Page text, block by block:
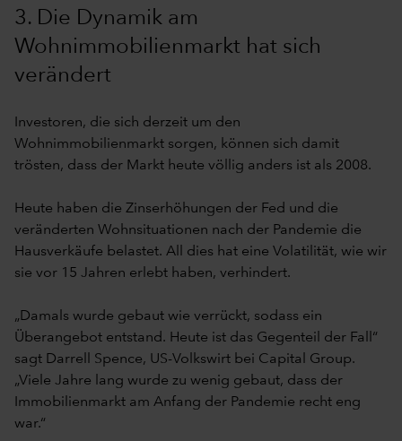
3. Die Dynamik am
Wohnimmobilienmarkt hat sich
verändert
Investoren, die sich derzeit um den
Wohnimmobilienmarkt sorgen, können sich damit
trösten, dass der Markt heute völlig anders ist als 2008.
Heute haben die Zinserhöhungen der Fed und die
veränderten Wohnsituationen nach der Pandemie die
Hausverkäufe belastet. All dies hat eine Volatilität, wie wir
sie vor 15 Jahren erlebt haben, verhindert.
„Damals wurde gebaut wie verrückt, sodass ein
Überangebot entstand. Heute ist das Gegenteil der Fall“
sagt Darrell Spence, US-Volkswirt bei Capital Group.
„Viele Jahre lang wurde zu wenig gebaut, dass der
Immobilienmarkt am Anfang der Pandemie recht eng
war.“